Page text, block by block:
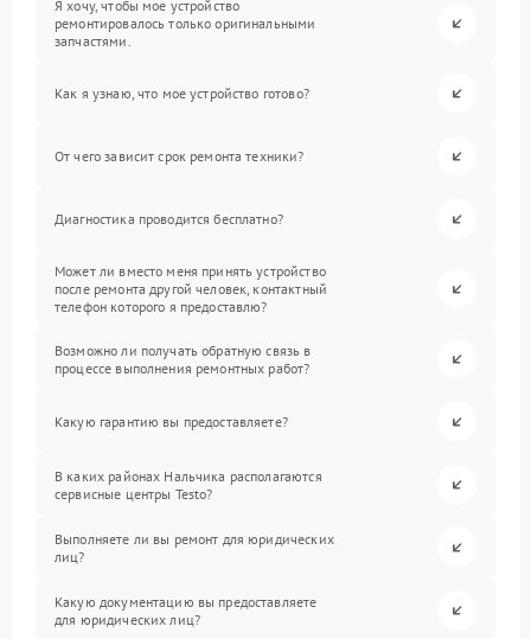
Я хочу, чтобы мое устройство
ремонтировалось только оригинальными
запчастями.
Как я узнаю, что мое устройство готово?
От чего зависит срок ремонта техники?
Диагностика проводится бесплатно?
Может ли вместо меня принять устройство
после ремонта другой человек, контактный
телефон которого я предоставлю?
Возможно ли получать обратную связь в
процессе выполнения ремонтных работ?
Какую гарантию вы предоставляете?
В каких районах Нальчика располагаются
сервисные центры Testo?
Выполняете ли вы ремонт для юридических
лиц?
Какую документацию вы предоставляете
для юридических лиц?